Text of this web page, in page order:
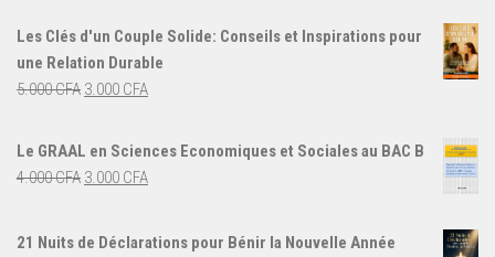
initial
était :
8.500 CFA.
actuel
est :
Les Clés d'un Couple Solide: Conseils et Inspirations pour
une Relation Durable
5.000CFA Le
initial
était :
3.000 CFALe
actuel
Le GRAAL en Sciences Economiques et Sociales au BAC B
4.000CFA Le
3.000 CFALe
21 Nuits de Déclarations pour Bénir la Nouvelle Année